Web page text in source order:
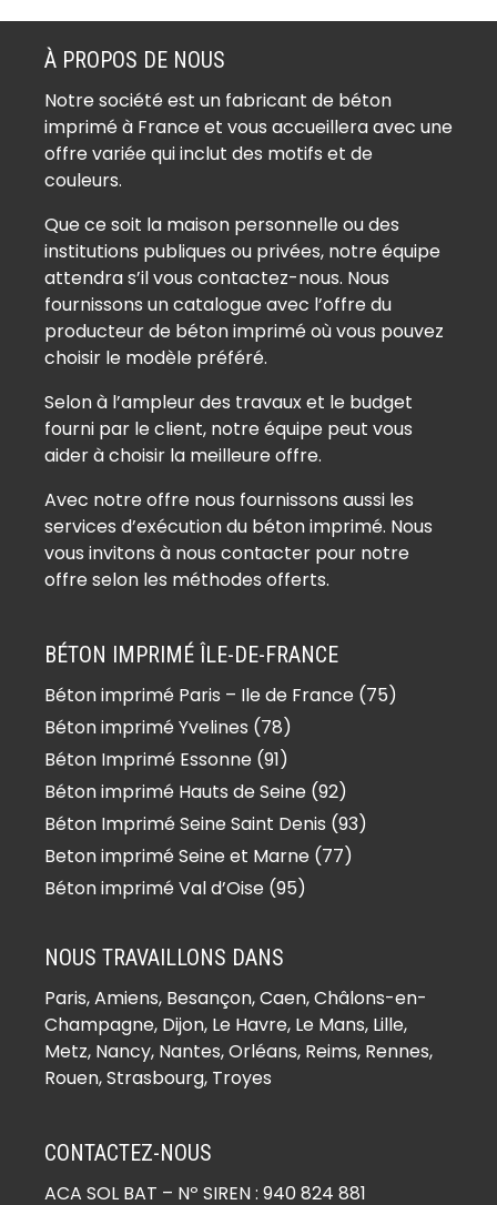
À PROPOS DE NOUS
Notre société est un fabricant de béton
imprimé à France et vous accueillera avec une
offre variée qui inclut des motifs et de
couleurs.
Que ce soit la maison personnelle ou des
institutions publiques ou privées, notre équipe
attendra s’il vous contactez-nous. Nous
fournissons un catalogue avec l’offre du
producteur de béton imprimé où vous pouvez
choisir le modèle préféré.
Selon à l’ampleur des travaux et le budget
fourni par le client, notre équipe peut vous
aider à choisir la meilleure offre.
Avec notre offre nous fournissons aussi les
services d’exécution du béton imprimé. Nous
vous invitons à nous contacter pour notre
offre selon les méthodes offerts.
BÉTON IMPRIMÉ ÎLE-DE-FRANCE
Béton imprimé Paris – Ile de France (75)
Béton imprimé Yvelines (78)
Béton Imprimé Essonne (91)
Béton imprimé Hauts de Seine (92)
Béton Imprimé Seine Saint Denis (93)
Beton imprimé Seine et Marne (77)
Béton imprimé Val d’Oise (95)
NOUS TRAVAILLONS DANS
Paris,Amiens, Besançon, Caen, Châlons-en-
Champagne, Dijon, Le Havre, Le Mans, Lille,
Metz, Nancy, Nantes, Orléans, Reims, Rennes,
Rouen, Strasbourg, Troyes
CONTACTEZ-NOUS
ACA SOL BAT – Nº SIREN : 940 824 881